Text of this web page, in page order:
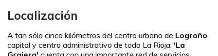
Localización
A tan sólo cinco kilómetros del centro urbano de Logroño,
capital y centro administrativo de toda La Rioja, 'La